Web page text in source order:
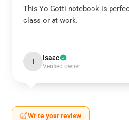
This Yo Gotti notebook is
class or at work.
I Isaac
Verified owner
Write your review